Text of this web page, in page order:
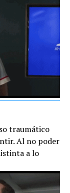
traumático
Al no poder
a lo